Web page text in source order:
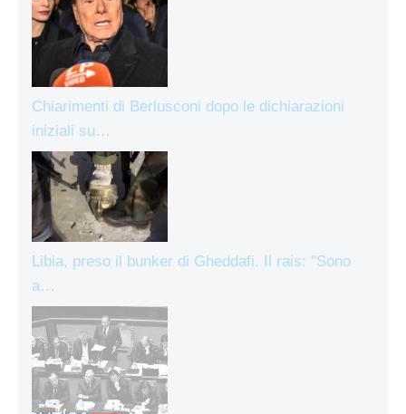
Chiarimenti di Berlusconi dopo le dichiarazioni
iniziali su…
Libia, preso il bunker di Gheddafi. Il rais: "Sono
a…